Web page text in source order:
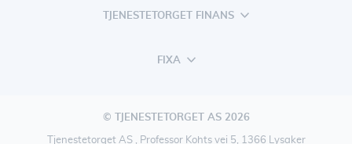
TJENESTETORGET FINANS
FIXA
© TJENESTETORGET AS 2026
Tjenestetorget AS , Professor Kohts vei 5, 1366 Lysaker